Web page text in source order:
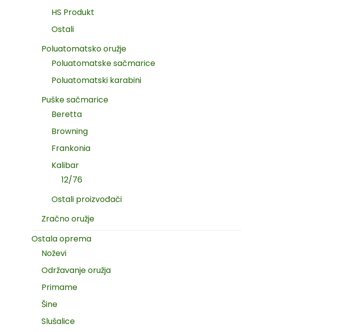
HS Produkt
Ostali
Poluatomatsko oružje
Poluatomatske sačmarice
Poluatomatski karabini
Puške sačmarice
Beretta
Browning
Frankonia
Kalibar
12/76
Ostali proizvođači
Zračno oružje
Ostala oprema
Noževi
Održavanje oružja
Primame
Šine
Slušalice